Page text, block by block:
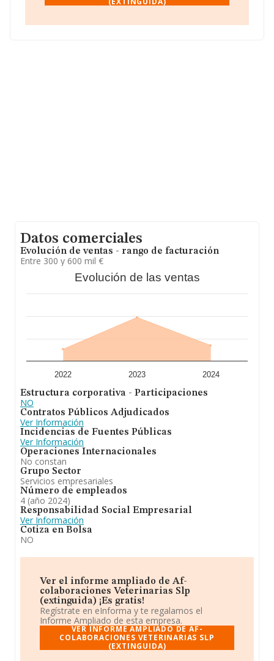
meri.hernandez@ivcevidensia.es.
La sociedad españolaAf-colaboraciones
Datos comerciales
Evolución de ventas - rango de facturación
Entre 300 y 600 mil €
Evolución de las ventas
2022 2023 2024
Estructura corporativa - Participaciones
NO
Contratos Públicos Adjudicados
Ver Información
Incidencias de Fuentes Públicas
Ver Información
Operaciones Internacionales
No constan
Grupo Sector
Servicios empresariales
Número de empleados
4 (año 2024)
Responsabilidad Social Empresarial
Ver Información
Cotiza en Bolsa
NO
Ver el informe ampliado de Af-
colaboraciones Veterinarias Slp
(extinguida) ¡Es gratis!
Regístrate en eInforma y te regalamos el
Informe Ampliado de esta empresa.
VER INFORME AMPLIADO DE AF-
COLABORACIONES VETERINARIAS SLP
(EXTINGUIDA)